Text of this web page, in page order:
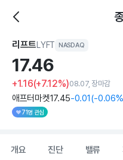
리프트LYFT NASDAQ
17.46
+1.16(+7.12%)08.07, 장마감
애프터마켓17.45-0.01(-0
71명 관심
개요 진단 밸류